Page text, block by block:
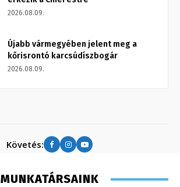
2026.08.09.
Újabb vármegyében jelent meg a
kőrisrontó karcsúdíszbogár
2026.08.09.
Követés:
MUNKATÁRSAINK